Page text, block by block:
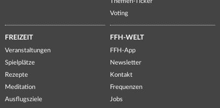
Voting
FREIZEIT
Veranstaltungen
Spielplätze
Rezepte
Meditation
Ausflugsziele
FFH-WELT
FFH-App
Newsletter
Kontakt
Frequenzen
Jobs